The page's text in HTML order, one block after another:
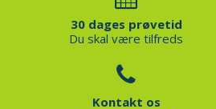
30 dages prøvetid
Du skal være tilfreds
Kontakt os